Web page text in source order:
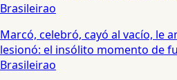
Marcó, celebró, cayó al vacío, le
lesionó: el insólito momento de
Brasileirao